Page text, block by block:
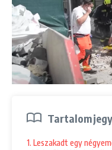
1. Leszakadt egy